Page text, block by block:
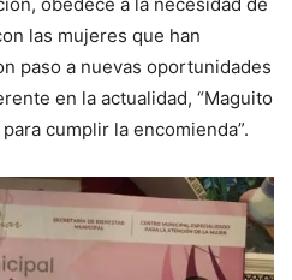
las mujeres que han
paso a nuevas oportunidades
en la actualidad, “Maguito
cumplir la encomienda”.